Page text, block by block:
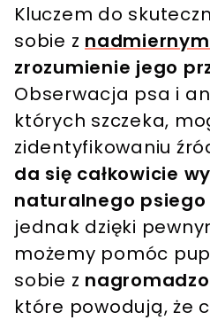
Kluczem do
sobie z
zrozumienie jego
Obserwacja psa i
których szczeka,
zidentyfikowaniu
da się całkowicie
naturalnego
jednak dzięki
możemy pomóc
sobie z
które powodują, że